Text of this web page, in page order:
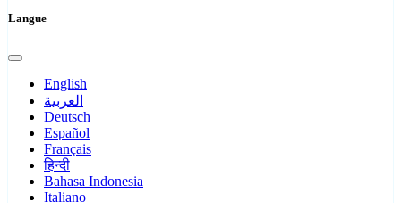
Langue
English
العربية
Deutsch
Español
Français
हिन्दी
Bahasa Indonesia
Italiano